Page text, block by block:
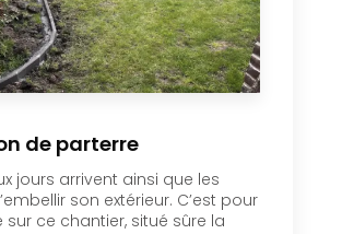
de parterre
jours arrivent ainsi que les
son extérieur. C’est pour
sur ce chantier, situé sûre la